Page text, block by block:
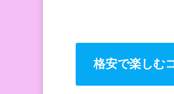
格安で楽しむ